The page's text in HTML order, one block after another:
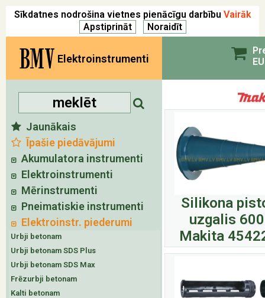
Sīkdatnes nodrošina vietnes pienācīgu darbību Vairāk
BMV Elektroinstrumenti
Jaunākais
Īpašie piedāvājumi
Akumulatora instrumenti
Elektroinstrumenti
Mērinstrumenti
Pneimatiskie instrumenti
Elektroinstr. piederumi
Urbji betonam
Urbji betonam SDS Plus
Urbji betonam SDS Max
Frēzurbji betonam
Kalti betonam
Silikona
uzgalis
Makita